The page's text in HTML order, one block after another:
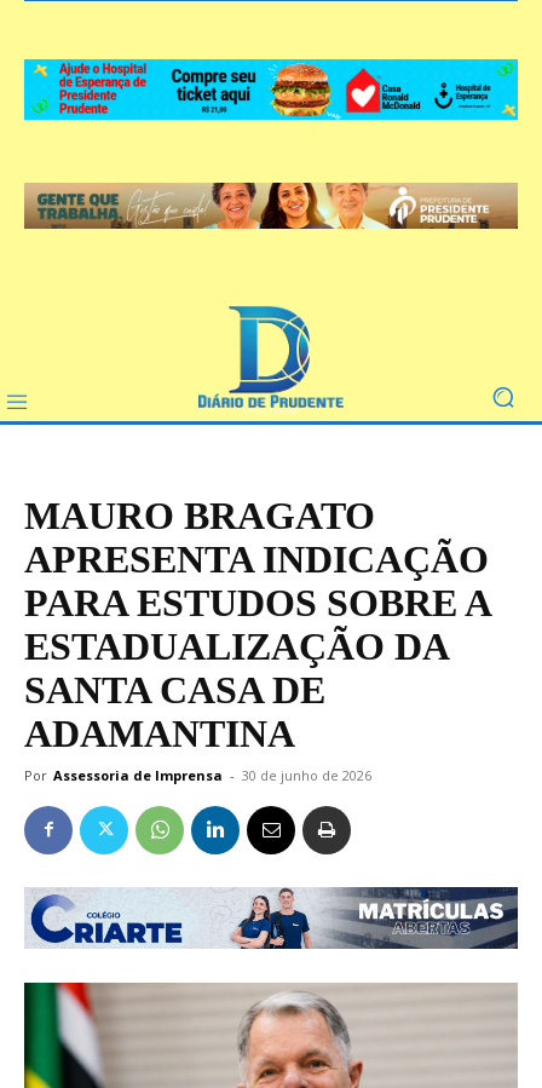
MAURO BRAGATO
APRESENTA INDICAÇÃO
PARA ESTUDOS SOBRE A
ESTADUALIZAÇÃO DA
SANTA CASA DE
ADAMANTINA
Por Assessoria de Imprensa - 30 de junho de 2026